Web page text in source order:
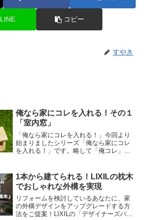
LINE コピー
すやき
俺なら家にコレを入れる！その１
「室内窓」
「俺なら家にコレを入れる！」今回より
始まりましたシリーズ「俺なら家にコレ
を入れる！」です。略して「俺コレ」イ
見を交えてご紹介していくシリーズで
す。「なんか変わった建材な...
1本から建てられる！LIXILの枕木
でおしゃれな外構を実現
リフォームを検討しているあなたに、家
の外構デザインをアップグレードする方
法をご提案！LIXILの「デザイナーズパー